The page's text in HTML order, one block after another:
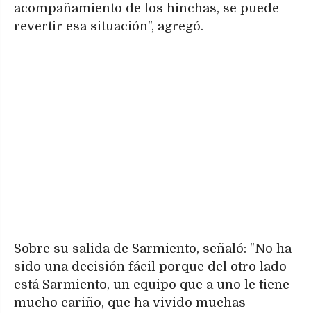
acompañamiento de los hinchas, se puede
revertir esa situación", agregó.
Sobre su salida de Sarmiento, señaló: "No ha
sido una decisión fácil porque del otro lado
está Sarmiento, un equipo que a uno le tiene
mucho cariño, que ha vivido muchas